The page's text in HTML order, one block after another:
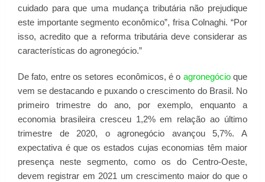
cuidado para que uma mudança tributária não prejudique
este importante segmento econômico”, frisa Colnaghi. “Por
isso, acredito que a reforma tributária deve considerar as
características do agronegócio.”
De fato, entre os setores econômicos, é o agronegócioque
vem se destacando e puxando o crescimento do Brasil. No
primeiro trimestre do ano, por exemplo, enquanto a
economia brasileira cresceu 1,2% em relação ao último
trimestre de 2020, o agronegócio avançou 5,7%. A
expectativa é que os estados cujas economias têm maior
presença neste segmento, como os do Centro-Oeste,
devem registrar em 2021 um crescimento maior do que o